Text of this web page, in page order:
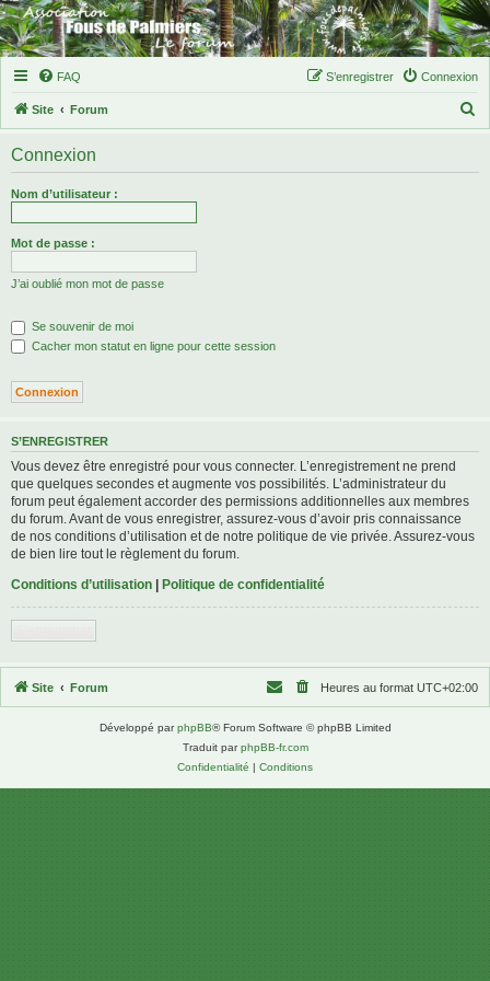
FAQ Connexion
S’enregistrer
Site Forum
Connexion
Nom d’utilisateur :
Mot de passe :
J’ai oublié mon mot de passe
Se souvenir de moi
Cacher mon statut en ligne pour cette session
S’ENREGISTRER
Vous devez être enregistré pour vous connecter. L’enregistrement ne prend
que quelques secondes et augmente vos possibilités. L’administrateur du
forum peut également accorder des permissions additionnelles aux membres
du forum. Avant de vous enregistrer, assurez-vous d’avoir pris connaissance
de nos conditions d’utilisation et de notre politique de vie privée. Assurez-vous
de bien lire tout le règlement du forum.
Conditions d’utilisation | Politique de confidentialité
Site Forum Heures au format UTC+02:00
Développé parphpBB® Forum Software © phpBB Limited
Traduit parphpBB-fr.com
Confidentialité | Conditions